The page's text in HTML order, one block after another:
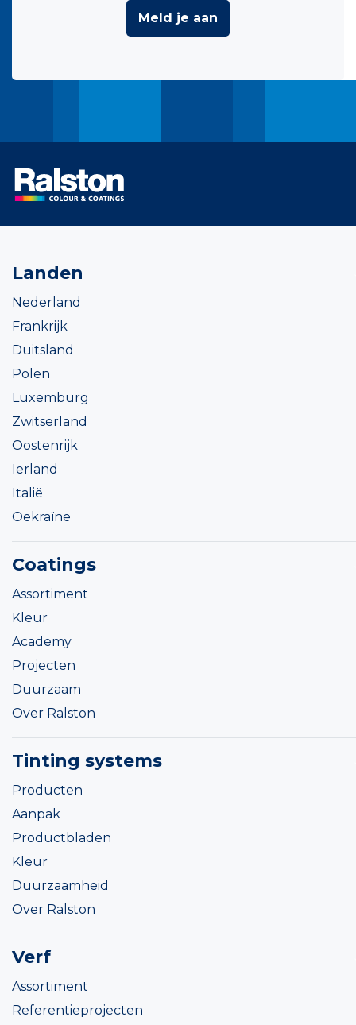
Meld je aan
Landen
Nederland
Frankrijk
Duitsland
Polen
Luxemburg
Zwitserland
Oostenrijk
Ierland
Italië
Oekraïne
Coatings
Assortiment
Kleur
Academy
Projecten
Duurzaam
Over Ralston
Tinting systems
Producten
Aanpak
Productbladen
Kleur
Duurzaamheid
Over Ralston
Verf
Assortiment
Referentieprojecten